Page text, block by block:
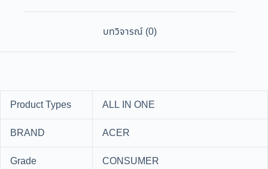
บทวิจารณ์ (0)
Product Types
ALL IN ONE
BRAND
ACER
Grade
CONSUMER